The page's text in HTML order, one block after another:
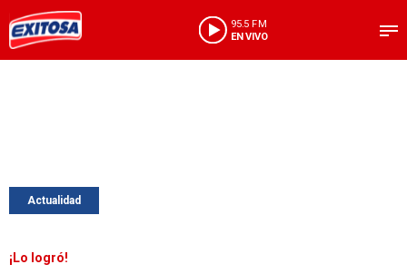
95.5 FM
EN VIVO
Actualidad
¡Lo logró!